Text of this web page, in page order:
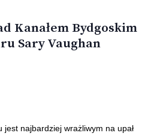
Kanałem Bydgoskim
Sary Vaughan
jest najbardziej wrażliwym na upał